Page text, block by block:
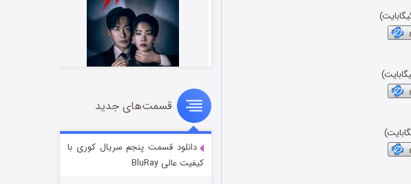
شوهر
قسمت8 (زیرنویس) منتشر شد
قسمت‌های جدید
دانلود قسمت پنجم سریال کوری با
کیفیت عالی BluRay